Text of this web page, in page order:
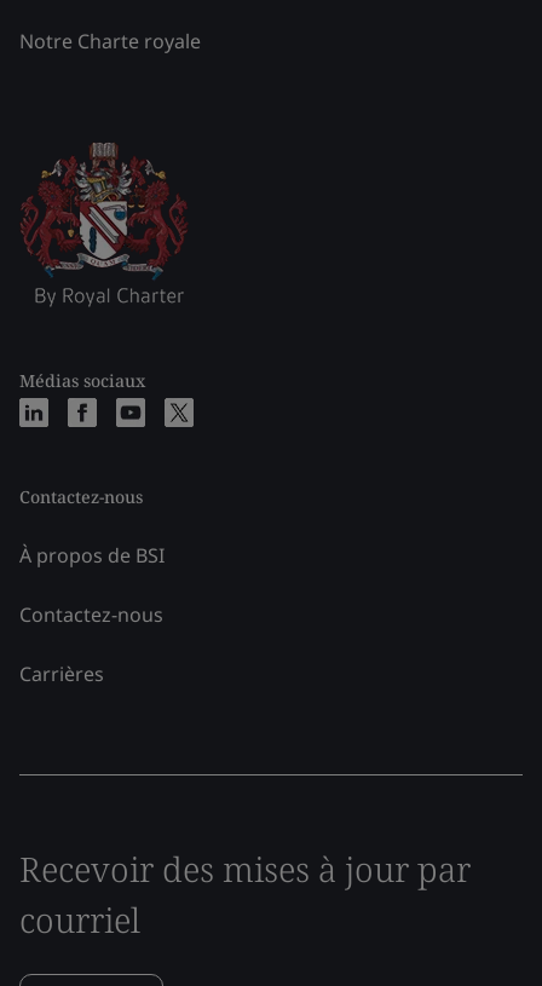
Notre Charte royale
Médias sociaux
Contactez-nous
À propos de BSI
Contactez-nous
Carrières
Recevoir des mises à jour par
courriel